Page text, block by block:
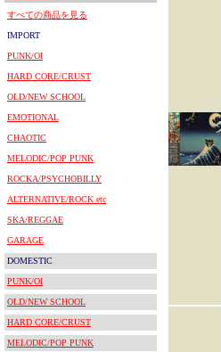
すべての商品を見る
IMPORT
PUNK/OI
HARD CORE/CRUST
OLD/NEW SCHOOL
EMOTIONAL
CHAOTIC
MELODIC/POP PUNK
ROCKA/PSYCHOBILLY
ALTERNATIVE/ROCK etc
SKA/REGGAE
GARAGE
DOMESTIC
PUNK/OI
OLD/NEW SCHOOL
HARD CORE/CRUST
MELODIC/POP PUNK